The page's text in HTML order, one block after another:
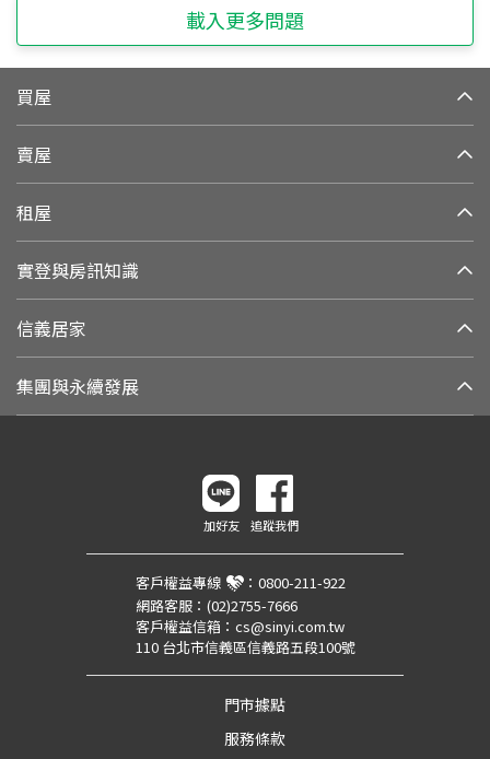
載入更多問題
買屋
賣屋
租屋
實登與房訊知識
信義居家
集團與永續發展
加好友 追蹤我們
客戶權益專線 ： 0800-211-922
網路客服： (02)2755-7666
客戶權益信箱： cs@sinyi.com.tw
110 台北市信義區信義路五段100號
門市據點
服務條款